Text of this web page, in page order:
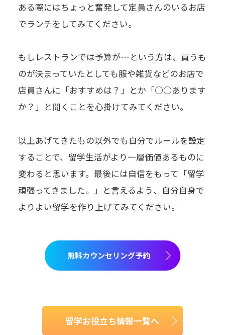
ある際にはちょっと奮発して定員さんのいるお店
でランチをしてみてください。
もしレストランでは予算が…という方は、買うも
のが決まっていたとしても服や雑貨などのお店で
店員さんに「おすすめは？」とか「○○あります
か？」と聞くことを心掛けてみてください。
以上あげてきたもの以外でも自分でルールを設定
することで、留学生活がより一層価値あるものに
変わると思います。最後には自信をもって「留学
頑張ってきました。」と言えるよう、自分自身で
よりよい留学を作り上げてみてください。
無料カウンセリング予約
留学お役立ち情報一覧へ